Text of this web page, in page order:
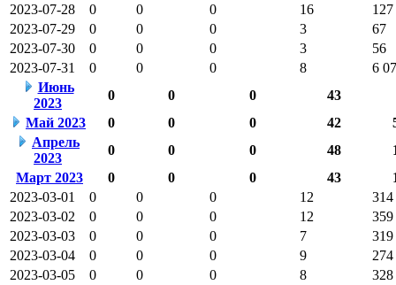
2023-07-28
0 0 0 16
127
2023-07-29
0 0 0 3
67
2023-07-30
0 0 0 3
56
2023-07-31
0 0 0 8
6
Июнь
2023
0 0 0 43
Май 2023
0 0 0 42
Апрель
2023
0 0 0 48
Март 2023
0 0 0 43
2023-03-01
0 0 0 12
314
2023-03-02
0 0 0 12
359
2023-03-03
0 0 0 7
319
2023-03-04
0 0 0 9
274
2023-03-05
0 0 0 8
328